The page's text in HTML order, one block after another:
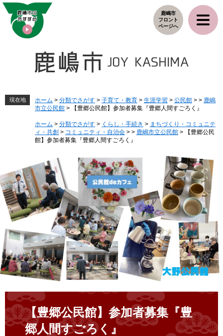
ペ
メ
鹿嶋市
フロント
ページへ
現在地 ホーム > 分類でさがす > 子育て・教育 > 生涯学習 > 公民館 > > 鹿嶋
市立公民館 > 【豊郷公民館】参加者募集『豊郷人間すごろく』
ホーム > 分類でさがす > くらし・手続き > まちづくり・コミュニテ
ィ・共創 > コミュニティ・自治会 > > 鹿嶋市立公民館 >
【豊郷公民
館】参加者募集『豊郷人間すごろく』
本
文
【豊郷公民館】参加者募集『豊
郷人間すごろく』